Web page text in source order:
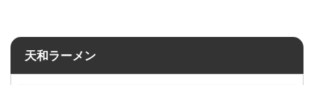
天和ラーメン